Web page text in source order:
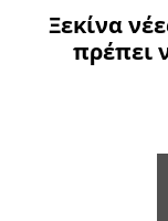
Ξεκίνα
πρέπει